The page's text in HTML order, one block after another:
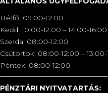
Hétfő: 09:00-12:00
Kedd: 10:00-12:00 – 14:00-16:00
Szerda: 08:00-12:00
Csütörtök: 08:00-12:00 – 13:00-
Péntek: 08:00-12:00
PÉNZTÁRI NYITVATARTÁS: